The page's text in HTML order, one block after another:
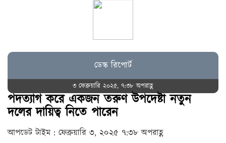
ডেস্ক রিপোর্ট
৩ ফেব্রুয়ারি ২০২৫, ৭:৩৮ অপরাহ্ণ
পদত্যাগ করে একজন তরুণ উপদেষ্টা নতুন
দলের দায়িত্ব নিতে পারেন
আপডেট টাইম : ফেব্রুয়ারি ৩, ২০২৫ ৭:৩৮ অপরাহ্ণ